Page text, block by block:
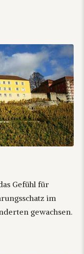
Gefühl für
im
gewachsen.